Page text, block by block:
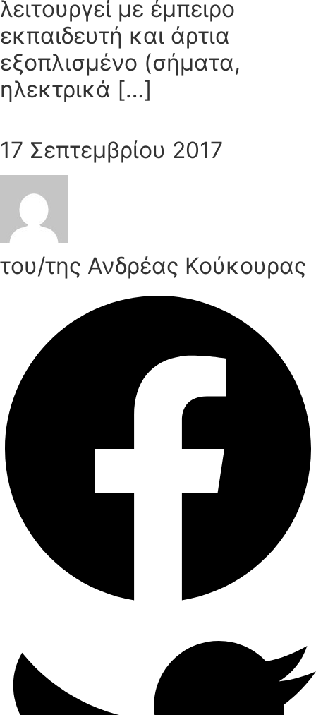
λειτουργεί με έμπειρο
εκπαιδευτή και άρτια
εξοπλισμένο (σήματα,
ηλεκτρικά […]
17 Σεπτεμβρίου 2017
του/της Ανδρέας Κούκουρας